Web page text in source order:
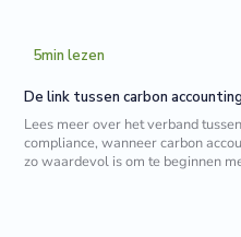
5min lezen
De link tussen carbon
Lees meer over het verband
compliance, wanneer carbon
zo waardevol is om te beginnen